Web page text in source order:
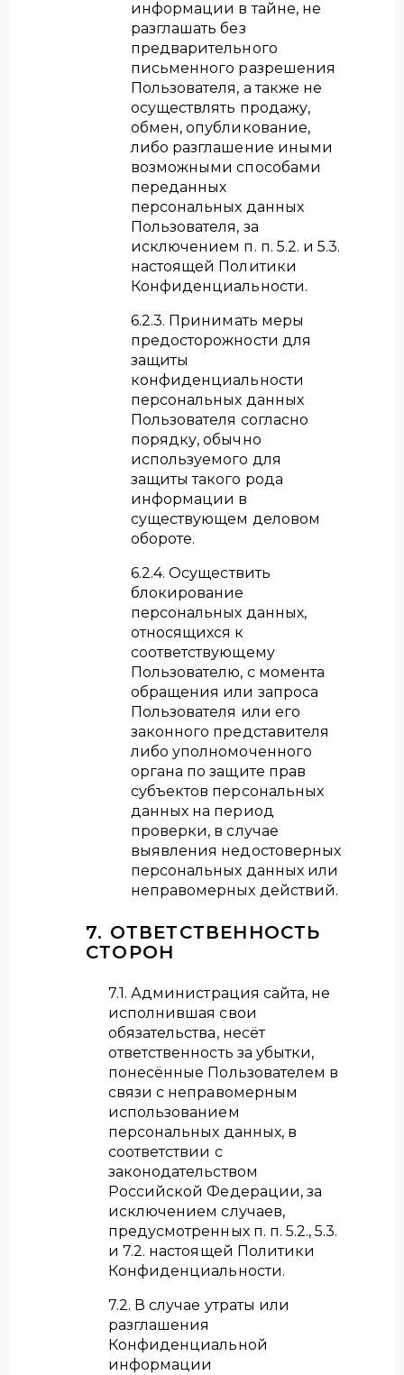
информации в тайне, не
разглашать без
предварительного
письменного разрешения
Пользователя, а также не
осуществлять продажу,
обмен, опубликование,
либо разглашение иными
возможными способами
переданных
персональных данных
Пользователя, за
исключением п. п. 5.2. и 5.3.
настоящей Политики
Конфиденциальности.
6.2.3. Принимать меры
предосторожности для
защиты
конфиденциальности
персональных данных
Пользователя согласно
порядку, обычно
используемого для
защиты такого рода
информации в
существующем деловом
обороте.
6.2.4. Осуществить
блокирование
персональных данных,
относящихся к
соответствующему
Пользователю, с момента
обращения или запроса
Пользователя или его
законного представителя
либо уполномоченного
органа по защите прав
субъектов персональных
данных на период
проверки, в случае
выявления недостоверных
персональных данных или
неправомерных действий.
7. ОТВЕТСТВЕННОСТЬ
СТОРОН
7.1. Администрация сайта, не
исполнившая свои
обязательства, несёт
ответственность за убытки,
понесённые Пользователем в
связи с неправомерным
использованием
персональных данных, в
соответствии с
законодательством
Российской Федерации, за
исключением случаев,
предусмотренных п. п. 5.2., 5.3.
и 7.2. настоящей Политики
Конфиденциальности.
7.2. В случае утраты или
разглашения
Конфиденциальной
информации